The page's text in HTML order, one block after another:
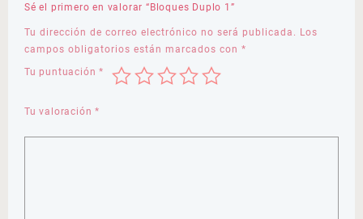
Sé el primero en valorar “Bloques Duplo 1”
Tu dirección de correo electrónico no será publicada. Los
campos obligatorios están marcados con *
Tu puntuación*
Tu valoración*